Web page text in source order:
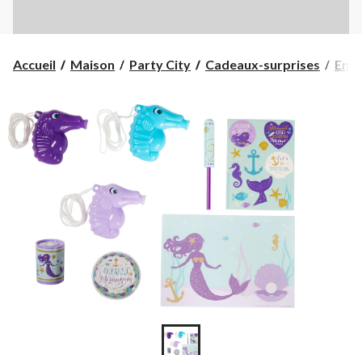
Accueil Maison Party City Cadeaux-surprises